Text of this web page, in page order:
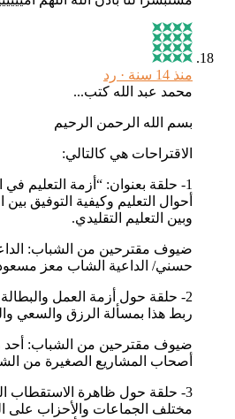
رد
محمد عبد الله كتب...
بسم الله الرحمن الرحيم
الاقتراحات هي كالتالي:
1- حلقة بعنوان: “أزمة التعليم في
أحوال التعليم وكيفية التوفيق بين
وبين التعليم التقليدي.
ضيوف مقترحين من الشباب:
حسني/ الداعية الشاب معز مسعود
2- حلقة حول أزمة العمل والبطالة ..
ربط هذا بمسألة الرزق والسعي
ضيوف مقترحين من الشباب: أحد رجال
أصحاب المشاريع الصغيرة من الشباب
3- حلقة حول ظاهرة الاستقطاب
مختلف الجماعات والأحزاب على